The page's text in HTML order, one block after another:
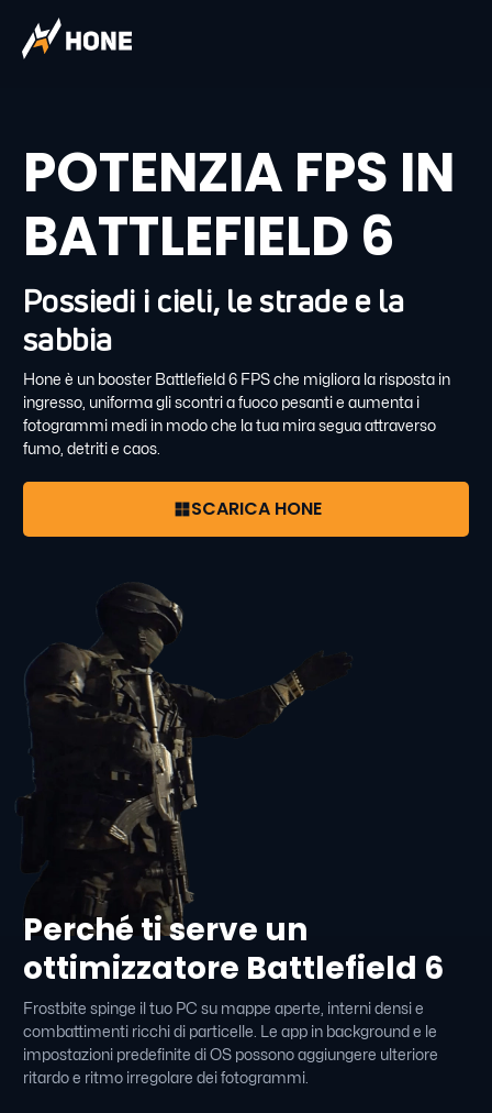
POTENZIA FPS IN
BATTLEFIELD 6
Possiedi i cieli, le strade e la
sabbia
Hone è un booster Battlefield 6 FPS che migliora la risposta in
ingresso, uniforma gli scontri a fuoco pesanti e aumenta i
fotogrammi medi in modo che la tua mira segua attraverso
fumo, detriti e caos.
SCARICA HONE
Perché ti serve un
ottimizzatore Battlefield 6
Frostbite spinge il tuo PC su mappe aperte, interni densi e
combattimenti ricchi di particelle. Le app in background e le
impostazioni predefinite di OS possono aggiungere ulteriore
ritardo e ritmo irregolare dei fotogrammi.